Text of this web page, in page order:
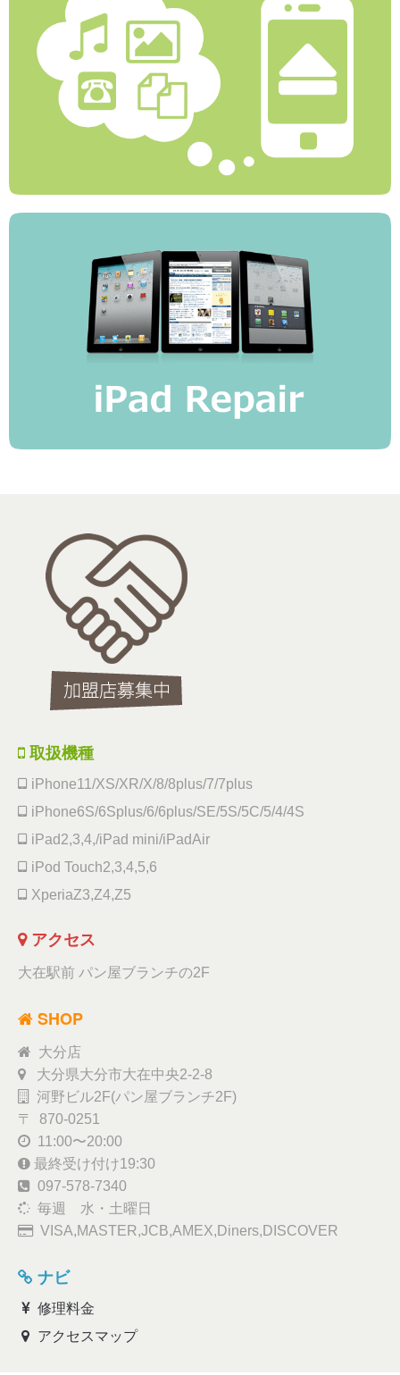
取扱機種
iPhone11/XS/XR/X/8/8plus/7/7plus
iPhone6S/6Splus/6/6plus/SE/5S/5C/5/4/4S
iPad2,3,4,/iPad mini/iPadAir
iPod Touch2,3,4,5,6
XperiaZ3,Z4,Z5
アクセス
大在駅前 パン屋ブランチの2F
SHOP
大分店
大分県大分市大在中央2-2-8
河野ビル2F(パン屋ブランチ2F)
〒 870-0251
11:00〜20:00
最終受け付け19:30
097-578-7340
毎週 水・土曜日
VISA,MASTER,JCB,AMEX,Diners,DISCOVER
ナビ
修理料金
アクセスマップ